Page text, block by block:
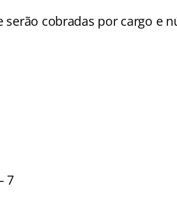
serão cobradas por cargo e
7